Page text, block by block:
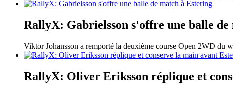
RallyX: Gabrielsson s'offre une balle de
Viktor Johansson a remporté la deuxième course Open 2WD du
RallyX: Oliver Eriksson réplique et